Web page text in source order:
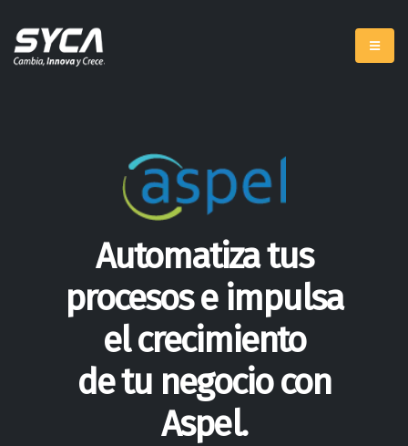
Automatiza tus
procesos e impulsa
el crecimiento
de tu negocio con
Aspel.